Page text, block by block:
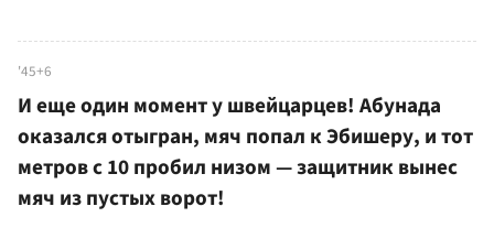
'45+6
И еще один момент у швейцарцев! Абунада
оказался отыгран, мяч попал к Эбишеру, и тот
метров с 10 пробил низом — защитник вынес
мяч из пустых ворот!